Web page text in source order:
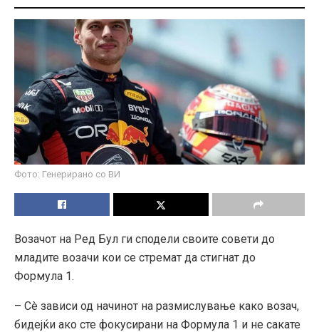
Фото: Генерирано со ВИ
Возачот на Ред Бул ги сподели своите совети до
младите возачи кои се стремат да стигнат до
Формула 1.
– Сè зависи од начинот на размислување како возач,
бидејќи ако сте фокусирани на Формула 1 и не сакате